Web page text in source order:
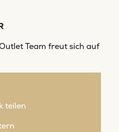
Team freut sich auf
teilen